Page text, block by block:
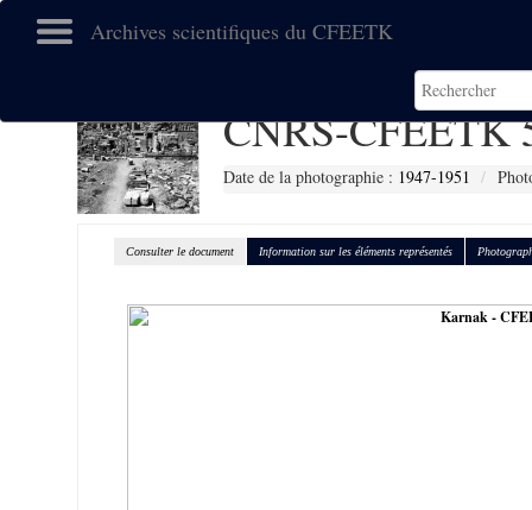
Archives scientifiques du CFEETK
CNRS-CFEETK
Date de la photographie : 1947-1951
Consulter le document Information sur les éléments représentés